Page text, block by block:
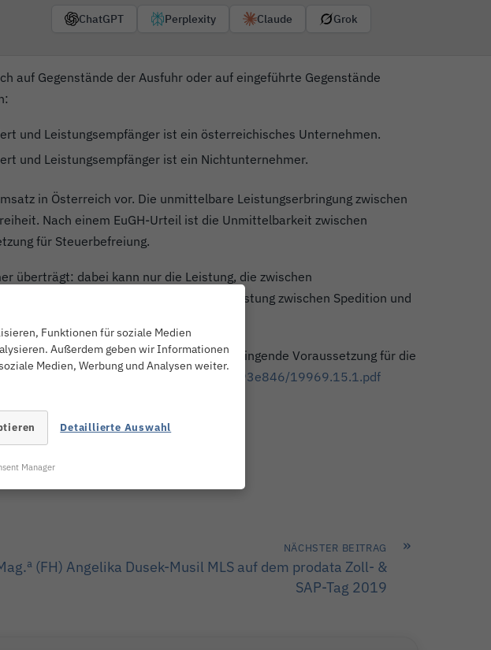
ChatGPT Perplexity Claude Grok
auf Gegenstände der Ausfuhr oder auf eingeführte Gegenstände
und Leistungsempfänger ist ein österreichisches Unternehmen.
und Leistungsempfänger ist ein Nichtunternehmer.
in Österreich vor. Die unmittelbare Leistungserbringung zwischen
Nach einem EuGH-Urteil ist die Unmittelbarkeit zwischen
für Steuerbefreiung.
überträgt: dabei kann nur die Leistung, die zwischen
werden, nicht die Leistung zwischen Spedition und
stellen.
1.1.2019 ist die Unmittelbarkeit eine zwingende Voraussetzung für die
pdf/4fc0c87f-e2ae-4b0b-8fd2-113f7993e846/19969.15.1.pdf
»
NÄCHSTER BEITRAG
(FH) Angelika Dusek-Musil MLS auf dem prodata Zoll- &
SAP-Tag 2019
Funktionen für soziale Medien
Außerdem geben wir Informationen
Medien, Werbung und Analysen weiter.
Detaillierte Auswahl
Manager